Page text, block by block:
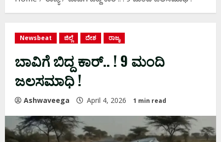
Newsbeat ಜಿಲ್ಲೆ ದೇಶ ರಾಜ್ಯ
ಬಾವಿಗೆ ಬಿದ್ದ ಕಾರ್‌.. ! 9 ಮಂದಿ
ಜಲಸಮಾಧಿ !
Ashwaveega April 4, 2026 1 min read